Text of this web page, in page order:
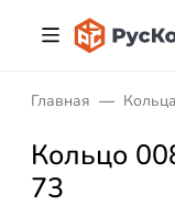
Главная
Кольцо
73